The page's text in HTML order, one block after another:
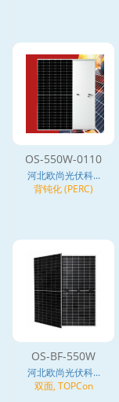
OS-550W-0110
河北欧尚光伏科...
背钝化 (PERC)
OS-BF-550W
河北欧尚光伏科...
双面, TOPCon